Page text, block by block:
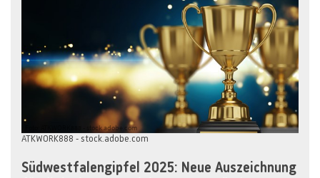
Foto: ATKWORK888 - stock.adobe.com
ATKWORK888 - stock.adobe.com
Südwestfalengipfel 2025: Neue Auszeichnung